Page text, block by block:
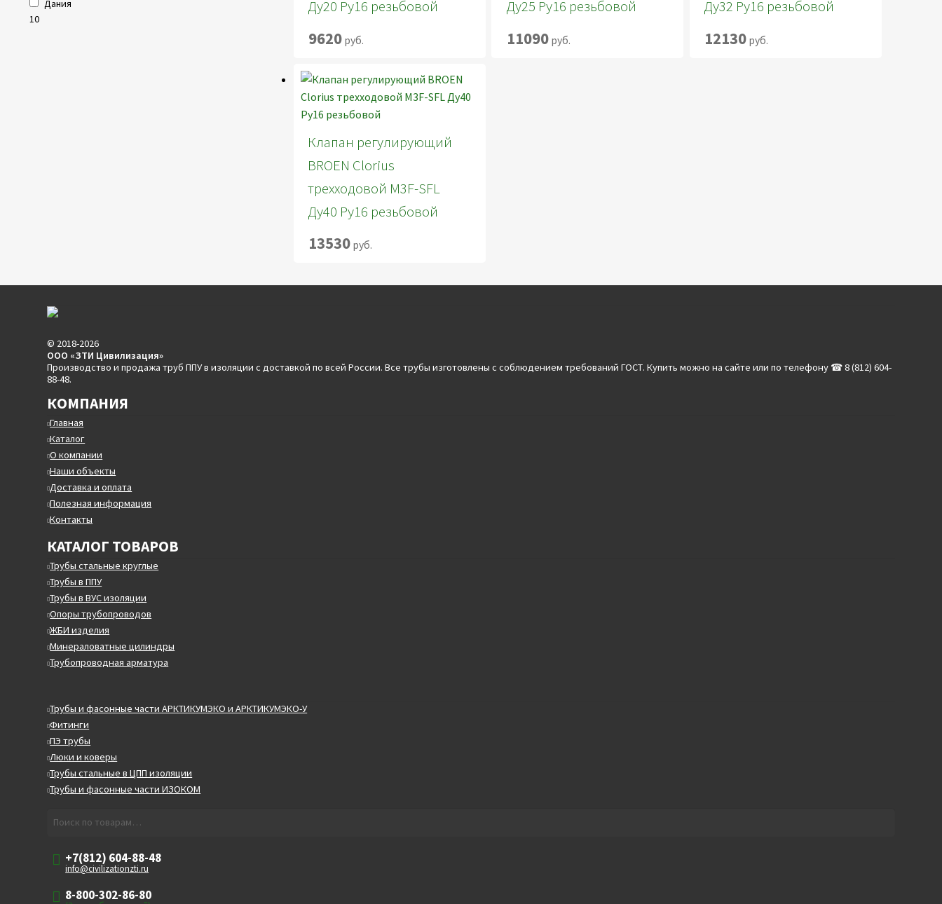
Ду20 Ру16 резьбовой
9620руб.
Ду25 Ру16 резьбовой
11090руб.
Ду32 Ру16 резьбовой
12130 руб.
Клапан регулирующий
BROEN Clorius
трехходовой M3F-SFL
Ду40 Ру16 резьбовой
13530руб.
Дания
10
© 2018-2026
ООО «ЗТИ Цивилизация»
Производство и продажа труб ППУ в изоляции с доставкой по всей России. Все трубы изготовлены с соблюдением требований ГОСТ. Купить можно на сайте или по телефону ☎ 8 (812) 604-
88-48.
КОМПАНИЯ
Главная
Каталог
О компании
Наши объекты
Доставка и оплата
Полезная информация
Контакты
КАТАЛОГ ТОВАРОВ
Трубы стальные круглые
Трубы в ППУ
Трубы в ВУС изоляции
Опоры трубопроводов
ЖБИ изделия
Минераловатные цилиндры
Трубопроводная арматура
Трубы и фасонные части АРКТИКУМЭКО и АРКТИКУМЭКО-У
Фитинги
ПЭ трубы
Люки и коверы
Трубы стальные в ЦПП изоляции
Трубы и фасонные части ИЗОКОМ
+7(812) 604-88-48
info@civilizationzti.ru
8-800-302-86-80